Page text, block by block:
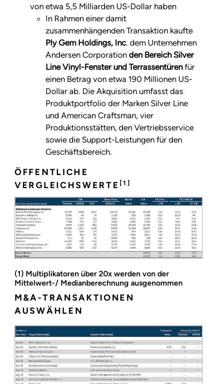
von etwa 5,5 Milliarden US-Dollar haben
In Rahmen einer damit
zusammenhängenden Transaktion kaufte
Ply Gem Holdings, Inc. dem Unternehmen
Andersen Corporation den Bereich Silver
Line Vinyl-Fenster und Terrassentürenfür
einen Betrag von etwa 190 Millionen US-
Dollar ab. Die Akquisition umfasst das
Produktportfolio der Marken Silver Line
und American Craftsman, vier
Produktionsstätten, den Vertriebsservice
sowie die Support-Leistungen für den
Geschäftsbereich.
ÖFFENTLICHE
VERGLEICHSWERTE [1]
(1) Multiplikatoren über 20x werden von der
Mittelwert-/ Medianberechnung ausgenommen
M&A-TRANSAKTIONEN
AUSWÄHLEN